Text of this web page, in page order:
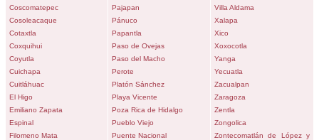
Coscomatepec
Cosoleacaque
Cotaxtla
Coxquihui
Coyutla
Cuichapa
Cuitláhuac
El Higo
Emiliano Zapata
Espinal
Filomeno Mata
Pajapan
Pánuco
Papantla
Paso de Ovejas
Paso del Macho
Perote
Platón Sánchez
Playa Vicente
Poza Rica de Hidalgo
Pueblo Viejo
Puente Nacional
Villa Aldama
Xalapa
Xico
Xoxocotla
Yanga
Yecuatla
Zacualpan
Zaragoza
Zentla
Zongolica
Zontecomatlán de López y